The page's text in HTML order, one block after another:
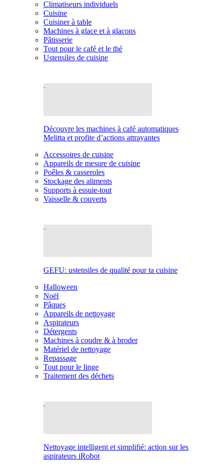
Climatiseurs individuels
Cuisine
Cuisiner à table
Machines à glace et à glaçons
Pâtisserie
Tout pour le café et le thé
Ustensiles de cuisine
Découvre les machines à café automatiques
Melitta et profite d’actions attrayantes
Accessoires de cuisine
Appareils de mesure de cuisine
Poêles & casseroles
Stockage des aliments
Supports à essuie-tout
Vaisselle & couverts
GEFU: ustensiles de qualité pour ta cuisine
Halloween
Noël
Pâques
Appareils de nettoyage
Aspirateurs
Détergents
Machines à coudre & à broder
Matériel de nettoyage
Repassage
Tout pour le linge
Traitement des déchets
Nettoyage intelligent et simplifié: action sur les
aspirateurs iRobot